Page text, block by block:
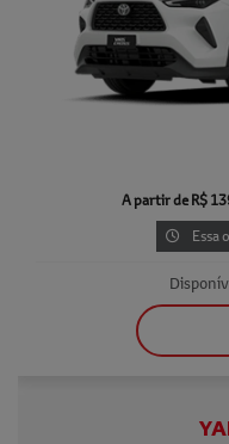
A partir de R$
Essa